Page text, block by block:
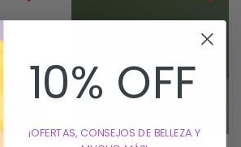
10% OFF
¡OFERTAS, CONSEJOS DE BELLEZA Y